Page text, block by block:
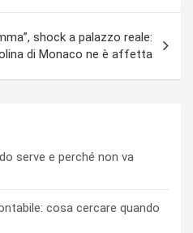
shock a palazzo reale:
di Monaco ne è affetta
serve e perché non va
cosa cercare quando